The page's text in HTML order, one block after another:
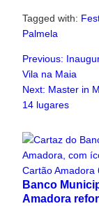
Tagged with:
Palmela
Previous:
Vila na Maia
Next: Master in
14 lugares
Banco
Amadora